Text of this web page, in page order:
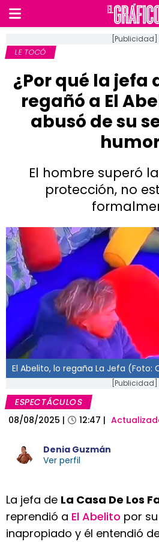
[Publicidad]
LE TOCÓ
¿Por qué la jefa
regañó a El
abusó de su
El hombre superó
protección, no
El Abelito, lo regaña La Jefa (Foto:
[Publicidad]
ESPECTÁCULOS
08/08/2025 | 12:47 |
Denia Guzmán
Ver perfil
La jefa de La Casa De Los
reprendió a El Abelito por
inapropiado y él entendió